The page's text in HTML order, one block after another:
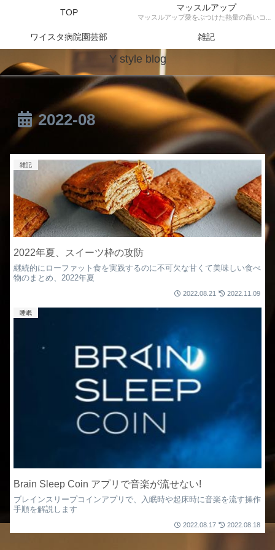
Y style blog
TOP マッスルアップ
マッスルアップ愛をぶつけた熱量の高いコンテンツ
ワイスタ病院園芸部 雑記
2022-08
雑記
2022年夏、スイーツ枠の攻防
継続的にローファット食を実践するのに不可欠な甘くて美味しい食べ
物のまとめ、2022年夏
2022.08.21 2022.11.09
睡眠
Brain Sleep Coin アプリで音楽が流せない!
ブレインスリープコインアプリで、入眠時や起床時に音楽を流す操作
手順を解説します
2022.08.17 2022.08.18